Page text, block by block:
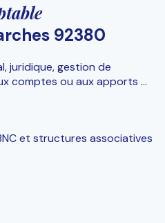
92380
juridique, gestion de
comptes ou aux apports ...
et structures associatives